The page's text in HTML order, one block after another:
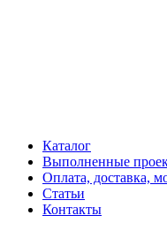
Каталог
Выполненные
Оплата, доставка,
Статьи
Контакты